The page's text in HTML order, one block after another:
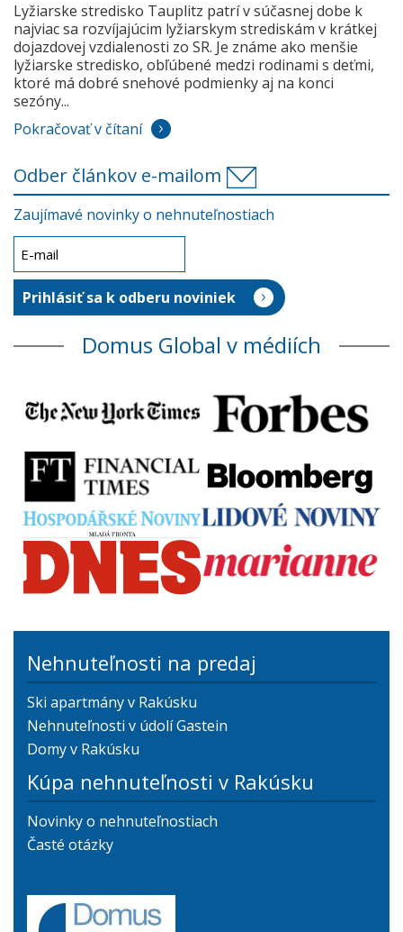
Lyžiarske stredisko Tauplitz patrí v súčasnej dobe k
najviac sa rozvíjajúcim lyžiarskym strediskám v krátkej
dojazdovej vzdialenosti zo SR. Je známe ako menšie
lyžiarske stredisko, obľúbené medzi rodinami s deťmi,
ktoré má dobré snehové podmienky aj na konci
sezóny...
Pokračovať v čítaní
Odber článkov e-mailom
Zaujímavé novinky o nehnuteľnostiach
Domus Global v médiích
Nehnuteľnosti na predaj
Ski apartmány v Rakúsku
Nehnuteľnosti v údolí Gastein
Domy v Rakúsku
Kúpa nehnuteľnosti v Rakúsku
Novinky o nehnuteľnostiach
Časté otázky